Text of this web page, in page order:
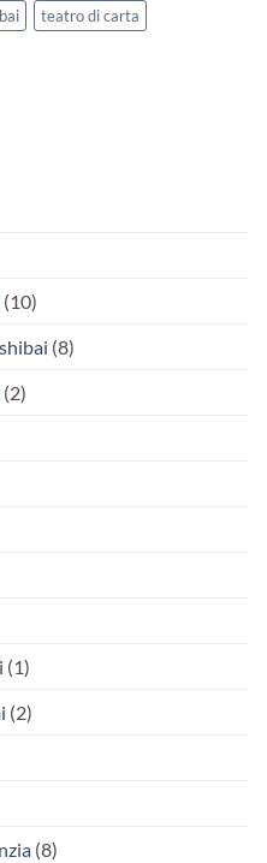
teatro di carta
(10)
(8)
(2)
(1)
(2)
(8)